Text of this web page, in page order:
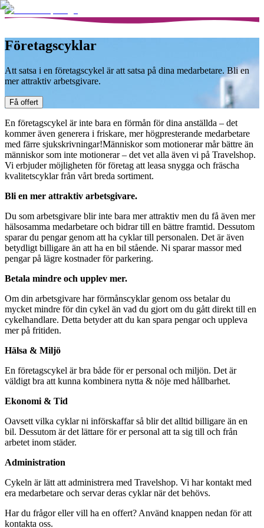
Företagscyklar
Att satsa i en företagscykel är att satsa på dina medarbetare. Bli en
mer attraktiv arbetsgivare.
Få offert
En företagscykel är inte bara en förmån för dina anställda – det
kommer även generera i friskare, mer högpresterande medarbetare
med färre sjukskrivningar!Människor som motionerar mår bättre än
människor som inte motionerar – det vet alla även vi på Travelshop.
Vi erbjuder möjligheten för företag att leasa snygga och fräscha
kvalitetscyklar från vårt breda sortiment.
Bli en mer attraktiv arbetsgivare.
Du som arbetsgivare blir inte bara mer attraktiv men du få även mer
hälsosamma medarbetare och bidrar till en bättre framtid. Dessutom
sparar du pengar genom att ha cyklar till personalen. Det är även
betydligt billigare än att ha en bil stående. Ni sparar massor med
pengar på lägre kostnader för parkering.
Betala mindre och upplev mer.
Om din arbetsgivare har förmånscyklar genom oss betalar du
mycket mindre för din cykel än vad du gjort om du gått direkt till en
cykelhandlare. Detta betyder att du kan spara pengar och uppleva
mer på fritiden.
Hälsa & Miljö
En företagscykel är bra både för er personal och miljön. Det är
väldigt bra att kunna kombinera nytta & nöje med hållbarhet.
Ekonomi & Tid
Oavsett vilka cyklar ni införskaffar så blir det alltid billigare än en
bil. Dessutom är det lättare för er personal att ta sig till och från
arbetet inom städer.
Administration
Cykeln är lätt att administrera med Travelshop. Vi har kontakt med
era medarbetare och servar deras cyklar när det behövs.
Har du frågor eller vill ha en offert? Använd knappen nedan för att
kontakta oss.